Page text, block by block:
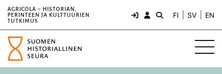
AGRICOLA – HISTORIAN,
PERINTEEN JA KULTTUURIEN
TUTKIMUS
FI SV EN